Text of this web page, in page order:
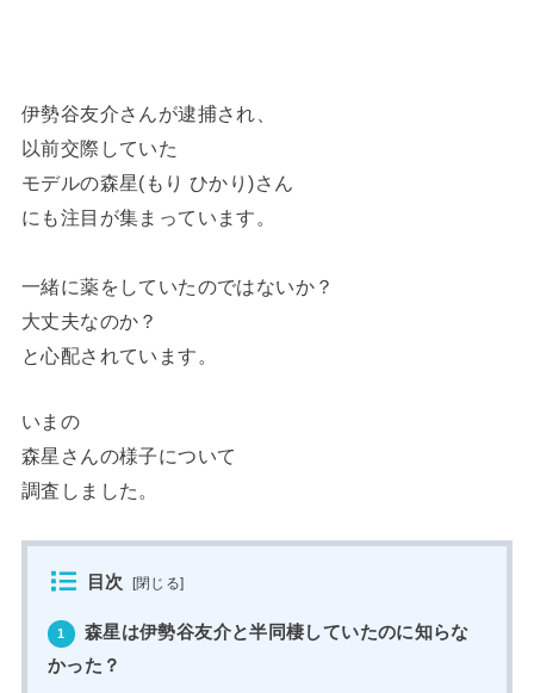
伊勢谷友介さんが逮捕され、
以前交際していた
モデルの森星(もり ひかり)さん
にも注目が集まっています。
一緒に薬をしていたのではないか？
大丈夫なのか？
と心配されています。
いまの
森星さんの様子について
調査しました。
目次 [閉じる]
1
森星は伊勢谷友介と半同棲していたのに知らな
かった？